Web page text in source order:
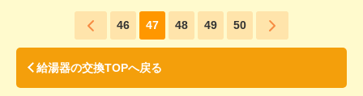
46 47 48 49 50
給湯器の交換TOPへ戻る